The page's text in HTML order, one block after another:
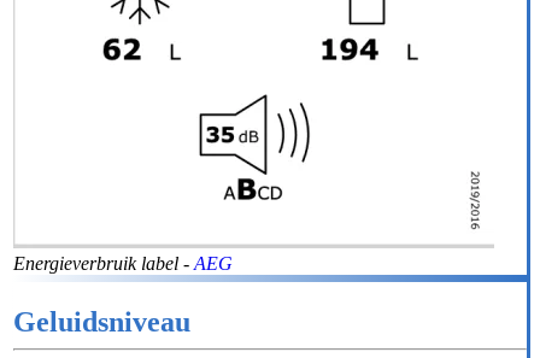
Energieverbruik label - AEG
Geluidsniveau